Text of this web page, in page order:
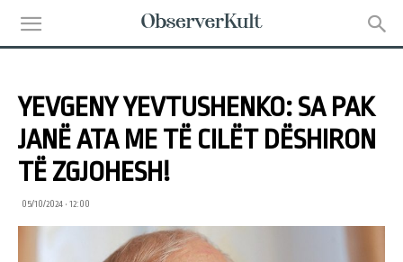
YEVGENY YEVTUSHENKO: SA PAK
JANË ATA ME TË CILËT DËSHIRON
TË ZGJOHESH!
05/10/2024 • 12:00